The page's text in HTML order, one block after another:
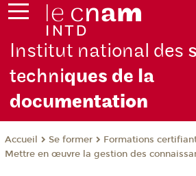
Institut national des
techniques de la
documentation
Accueil Se former
Formations
Mettre en œuvre la gestion des